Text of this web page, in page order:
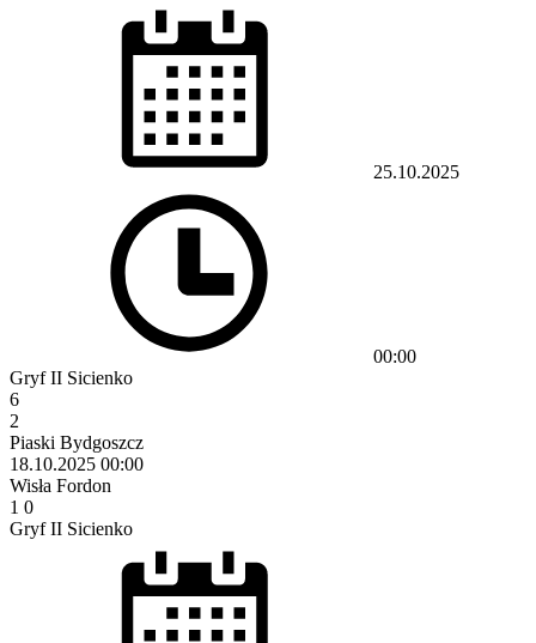
25.10.2025
00:00
Gryf II Sicienko
6
2
Piaski Bydgoszcz
18.10.2025 00:00
Wisła Fordon
1 0
Gryf II Sicienko